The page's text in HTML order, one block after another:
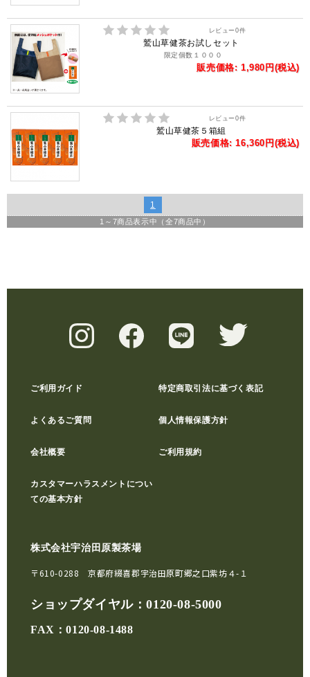
レビュー0件
鷲山草健茶お試しセット
限定個数１０００
販売価格: 1,980円(税込)
レビュー0件
鷲山草健茶５箱組
販売価格: 16,360円(税込)
1
1 ～ 7商品表示中（全7商品中）
ご利用ガイド 特定商取引法に基づく表記
よくあるご質問 個人情報保護方針
会社概要 ご利用規約
カスタマーハラスメントについ
ての基本方針
株式会社宇治田原製茶場
〒610-0288 京都府綴喜郡宇治田原町郷之口紫坊４-１
ショップダイヤル：0120-08-5000
FAX：0120-08-1488